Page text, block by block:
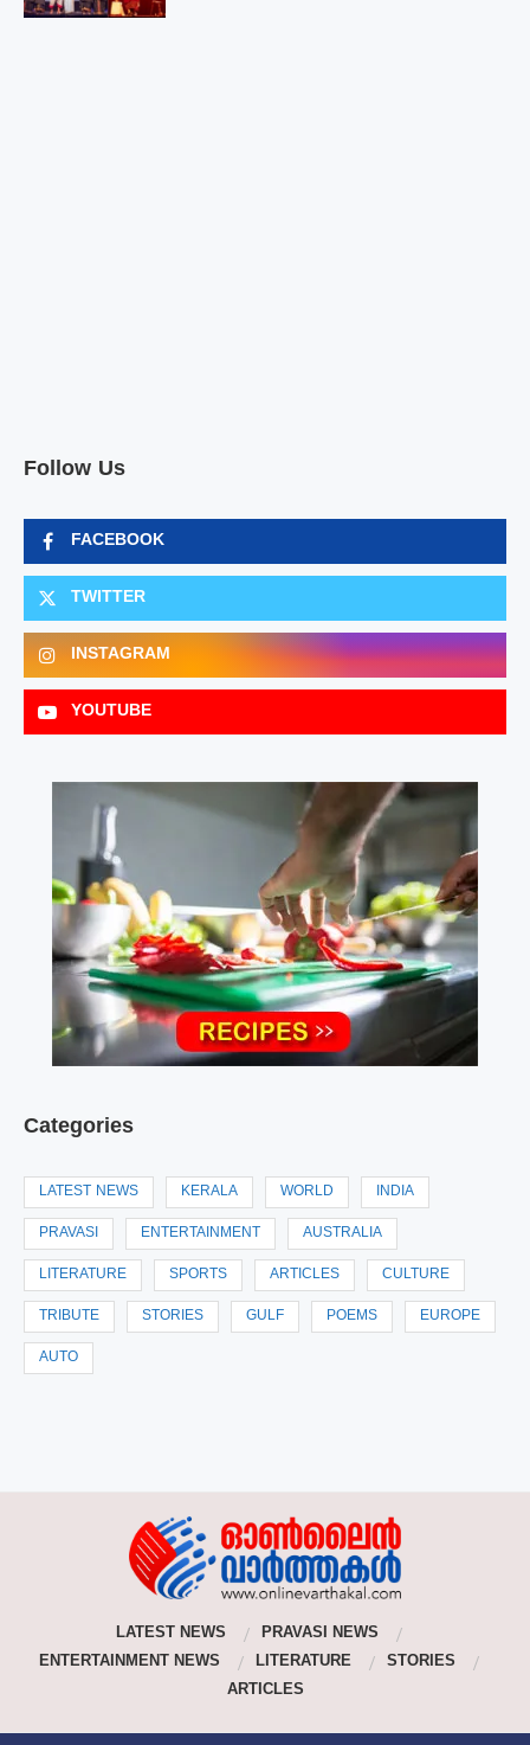
Follow Us
FACEBOOK
TWITTER
INSTAGRAM
YOUTUBE
Categories
LATEST NEWS KERALA WORLD INDIA
PRAVASI ENTERTAINMENT AUSTRALIA
LITERATURE SPORTS ARTICLES CULTURE
TRIBUTE STORIES GULF POEMS EUROPE
AUTO
LATEST NEWS
PRAVASI NEWS
ENTERTAINMENT NEWS
LITERATURE
STORIES
ARTICLES